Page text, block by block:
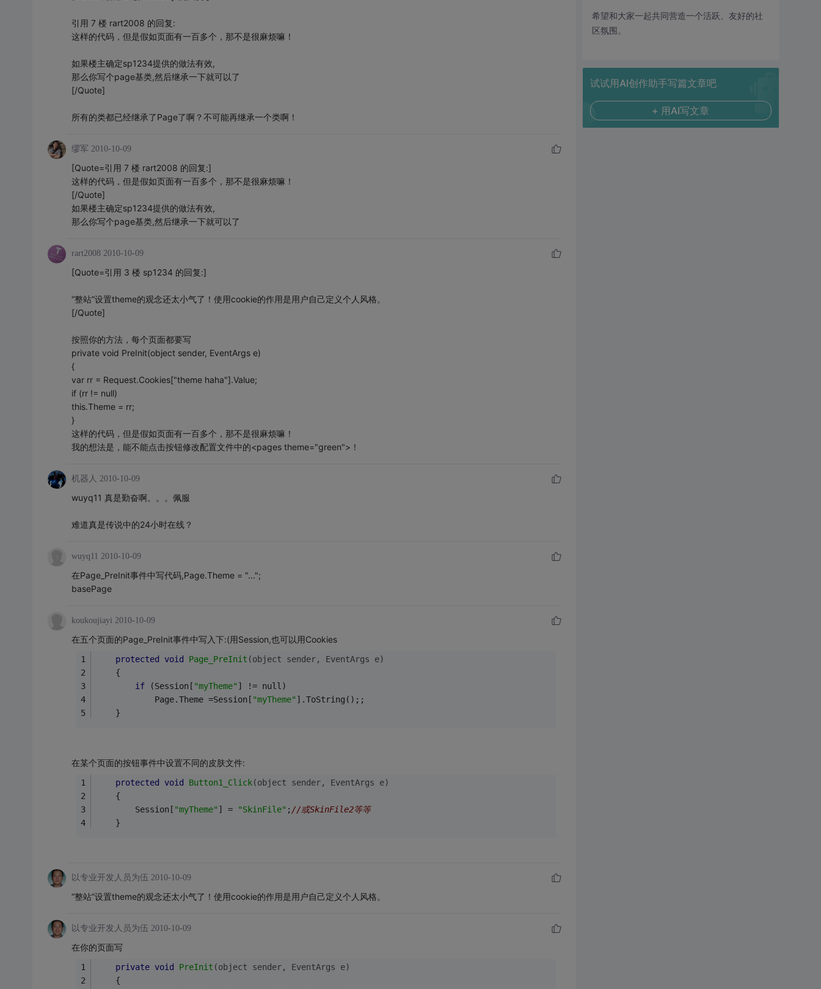
引用 7 楼 rart2008 的回复:
这样的代码，但是假如页面有一百多个，那不是很麻烦嘛！
如果楼主确定sp1234提供的做法有效,
那么你写个page基类,然后继承一下就可以了
[/Quote]
所有的类都已经继承了Page了啊？不可能再继承一个类啊！
缪军 2010-10-09
[Quote=引用 7 楼 rart2008 的回复:]
这样的代码，但是假如页面有一百多个，那不是很麻烦嘛！
[/Quote]
如果楼主确定sp1234提供的做法有效,
那么你写个page基类,然后继承一下就可以了
rart2008 2010-10-09
[Quote=引用 3 楼 sp1234 的回复:]
“整站”设置theme的观念还太小气了！使用cookie的作用是用户自己定义个人风格。
[/Quote]
按照你的方法，每个页面都要写
private void PreInit(object sender, EventArgs e)
{
var rr = Request.Cookies["theme haha"].Value;
if (rr != null)
this.Theme = rr;
}
这样的代码，但是假如页面有一百多个，那不是很麻烦嘛！
我的想法是，能不能点击按钮修改配置文件中的<pages theme="green">！
机器人 2010-10-09
wuyq11 真是勤奋啊。。。佩服
难道真是传说中的24小时在线？
wuyq11 2010-10-09
在Page_PreInit事件中写代码,Page.Theme = "...";
basePage
koukoujiayi 2010-10-09
在五个页面的Page_PreInit事件中写入下:(用Session,也可以用Cookies
protected void Page_PreInit (object sender, EventArgs e)
    {
if (Session[ "myTheme" ] != null)
            Page.Theme =Session[
"myTheme" ].ToString();;
    }
在某个页面的按钮事件中设置不同的皮肤文件:
protected void Button1_Click(object sender, EventArgs e)
    {
        Session[
"myTheme" ] = "SkinFile" ; //或SkinFile2等等
    }
以专业开发人员为伍 2010-10-09
“整站”设置theme的观念还太小气了！使用cookie的作用是用户自己定义个人风格。
以专业开发人员为伍 2010-10-09
在你的页面写
private void PreInit (object sender, EventArgs e)
    {
希望和大家一起共同营造一个活跃、友好的社
区氛围。
试试用AI创作助手写篇文章吧
+ 用AI写文章